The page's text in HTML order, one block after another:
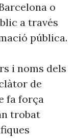
o
a través
pública.
i noms dels
de
fa força
trobat